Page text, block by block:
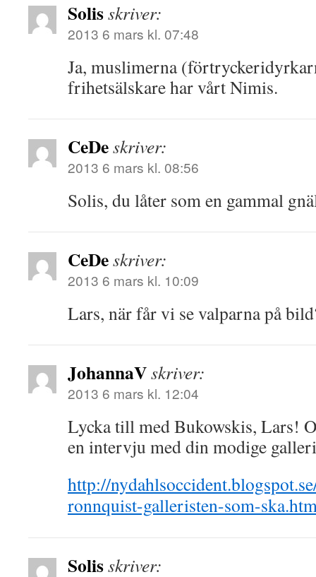
Solisskriver:
2013 6 mars kl. 07:48
Ja, muslimerna
frihetsälskare har vårt Nimis.
CeDeskriver:
2013 6 mars kl. 08:56
Solis, du låter som en gammal
CeDeskriver:
2013 6 mars kl. 10:09
Lars, när får vi se valparna på
JohannaVskriver:
2013 6 mars kl. 12:04
Lycka till med Bukowskis, Lars!
en intervju med din modige
http://
ronnquist-galleristen-som-
Solisskriver: